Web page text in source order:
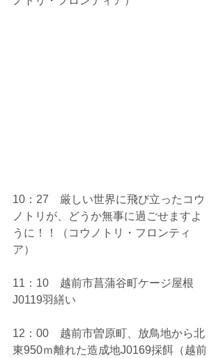
10：27　厳しい世界に飛び立ったコウ
ノトリが、どうか無事に過ごせますよ
うに！！（コウノトリ・フロンティ
ア）
11：10　越前市菖蒲谷町ケージ屋根
J0119羽繕い
12：00　越前市曽原町、放鳥地から北
東950ｍ離れた造成地J0169採餌（越前